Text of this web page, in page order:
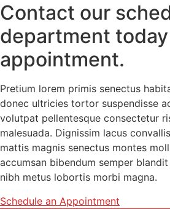
Contact our
department
appointment.
Pretium lorem primis senectus
donec ultricies tortor suspendisse
volutpat pellentesque consectetur
malesuada. Dignissim lacus
mattis magnis senectus montes
accumsan bibendum semper
nibh metus lobortis morbi magna.
Schedule an Appointment